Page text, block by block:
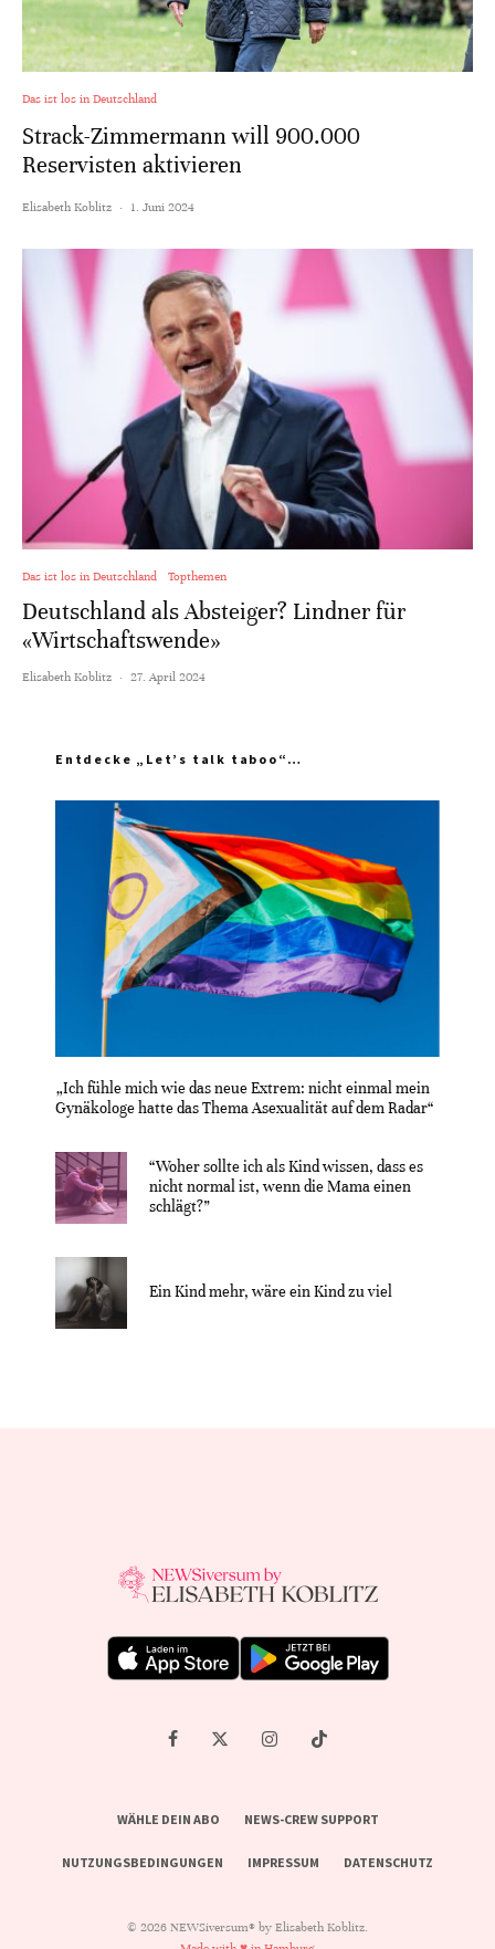
Das ist los in Deutschland
Strack-Zimmermann will 900.000
Reservisten aktivieren
Elisabeth Koblitz · 1. Juni 2024
Das ist los in Deutschland Topthemen
Deutschland als Absteiger? Lindner für
«Wirtschaftswende»
Elisabeth Koblitz · 27. April 2024
Entdecke „Let’s talk taboo“…
„Ich fühle mich wie das neue Extrem: nicht einmal mein
Gynäkologe hatte das Thema Asexualität auf dem Radar“
“Woher sollte ich als Kind wissen, dass es
nicht normal ist, wenn die Mama einen
schlägt?”
Ein Kind mehr, wäre ein Kind zu viel
WÄHLE DEIN ABO NEWS-CREW SUPPORT
NUTZUNGSBEDINGUNGEN IMPRESSUM DATENSCHUTZ
© 2026 NEWSiversum® by Elisabeth Koblitz.